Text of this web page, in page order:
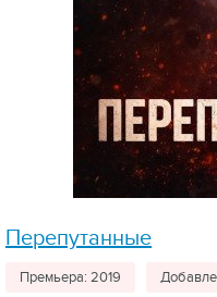
Перепутанные
Премьера: 2019